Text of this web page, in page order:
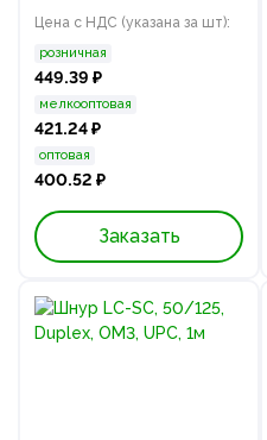
Цена с НДС (указана за шт):
розничная
449.39 ₽
мелкооптовая
421.24 ₽
оптовая
400.52 ₽
Заказать